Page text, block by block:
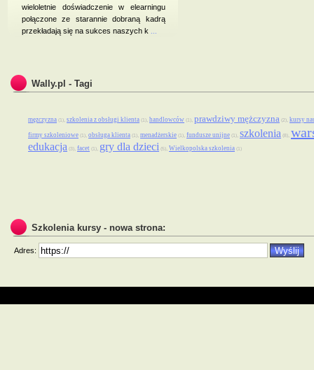
wieloletnie doświadczenie w elearningu
połączone ze starannie dobraną kadrą
przekładają się na sukces naszych k
Wally.pl - Tagi
męzczyzna (1), szkolenia z obsługi klienta (1), handlowców (1), prawdziwy mężczyzna (2), kursy
firmy szkoleniowe (1), obsługa klienta (1), menadżerskie (1), fundusze unijne (1), szkolenia (8),
edukacja (3), facet (1), gry dla dzieci (5), Wielkopolska szkolenia (1)
Szkolenia kursy - nowa strona:
Adres: